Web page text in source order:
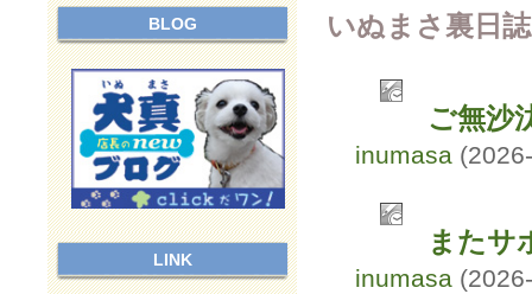
いぬまさ裏日誌
ご無沙
inumasa
またサ
inumasa
BLOG
LINK